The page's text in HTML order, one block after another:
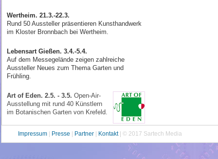
Wertheim. 21.3.-22.3.
Rund 50 Aussteller präsentieren Kunsthandwerk
im Kloster Bronnbach bei Wertheim.
Lebensart Gießen. 3.4.-5.4.
Auf dem Messegelände zeigen zahlreiche
Aussteller Neues zum Thema Garten und
Frühling.
Art of Eden. 2.5. - 3.5. Open-Air-
Aus­stellung mit rund 40 Künstlern
im Bota­nischen Garten von Krefeld.
Impressum | Presse | Partner | Kontakt| © 2017 Sartech Media